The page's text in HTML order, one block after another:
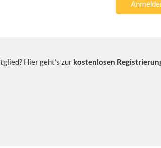
Hier geht's zur kostenlosen